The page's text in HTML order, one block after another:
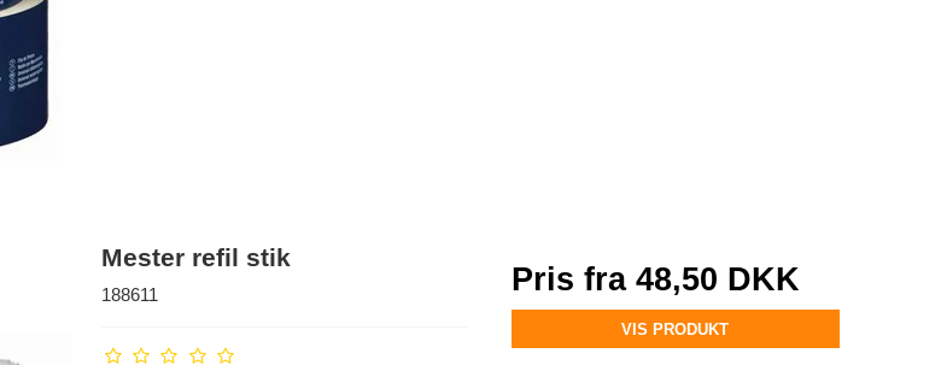
Mester refil stik
188611 Pris fra 48,50 DKK
VIS PRODUKT